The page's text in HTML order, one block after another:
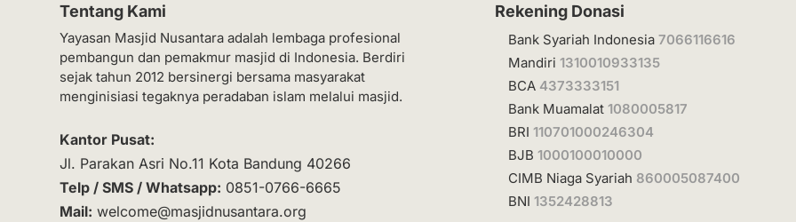
Tentang Kami
Yayasan Masjid Nusantara adalah lembaga profesional
pembangun dan pemakmur masjid di Indonesia. Berdiri
sejak tahun 2012 bersinergi bersama masyarakat
menginisiasi tegaknya peradaban islam melalui masjid.
Kantor Pusat:
Jl. Parakan Asri No.11 Kota Bandung 40266
Telp / SMS / Whatsapp: 0851-0766-6665
Mail: welcome@masjidnusantara.org
Rekening Donasi
Bank Syariah Indonesia7066116616
Mandiri1310010933135
BCA 4373333151
Bank Muamalat1080005817
BRI110701000246304
BJB1000100010000
CIMB Niaga Syariah 860005087400
BNI1352428813